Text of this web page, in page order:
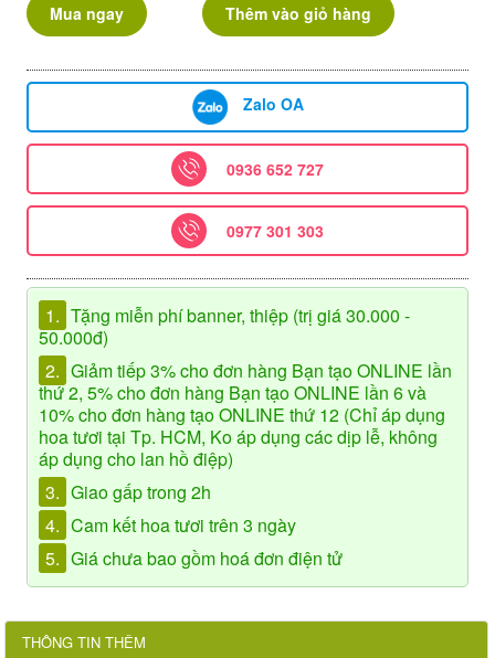
Mua ngay Thêm vào giỏ hàng
Zalo OA
0936 652 727
0977 301 303
1. Tặng miễn phí banner, thiệp (trị giá 30.000 -
50.000đ)
2. Giảm tiếp 3% cho đơn hàng Bạn tạo ONLINE lần
thứ 2, 5% cho đơn hàng Bạn tạo ONLINE lần 6 và
10% cho đơn hàng tạo ONLINE thứ 12 (Chỉ áp dụng
hoa tươi tại Tp. HCM, Ko áp dụng các dịp lễ, không
áp dụng cho lan hồ điệp)
3. Giao gấp trong 2h
4. Cam kết hoa tươi trên 3 ngày
5. Giá chưa bao gồm hoá đơn điện tử
THÔNG TIN THÊM